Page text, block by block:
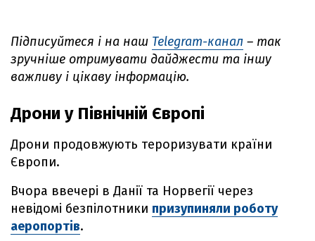
Підписуйтеся і на наш Telegram-канал – так
зручніше отримувати дайджести та іншу
важливу і цікаву інформацію.
Дрони у Північній Європі
Дрони продовжують тероризувати країни
Європи.
Вчора ввечері в Данії та Норвегії через
невідомі безпілотники призупиняли роботу
аеропортів.